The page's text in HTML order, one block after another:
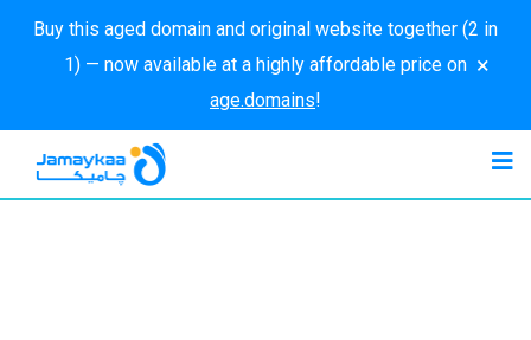
Buy this aged domain and original website together (2 in
1) — now available at a highly affordable price on
age.domains!
×